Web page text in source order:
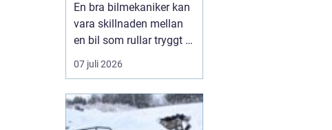
En bra bilmekaniker kan
vara skillnaden mellan
en bil som rullar tryggt i
många år och
återkommande problem
I Luleå finns många
verkstäder att välja på,
07 juli 2026